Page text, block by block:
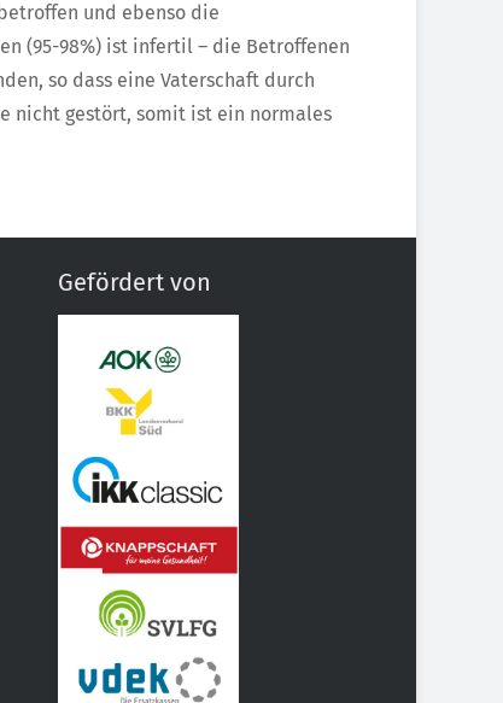
und ebenso die
(95-98%) ist infertil – die Betroffenen
so dass eine Vaterschaft durch
nicht gestört, somit ist ein normales
Gefördert von